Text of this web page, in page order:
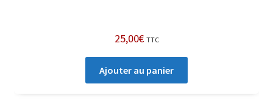
25,00€ TTC
Ajouter au panier